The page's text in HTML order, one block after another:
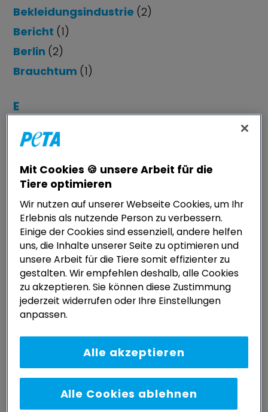
Bekleidungsindustrie (2)
Bericht (1)
Berlin (2)
Brauchtum (1)
E
Ernährung
Ernährungspolitik
Ethik(5)
EU-Recht(11)
Fische(1)
G
Grundrechte(1)
Grundrechte für Tiere
Hunde(3)
Mit Cookies 🍪 unsere Arbeit für die
Tiere optimieren
Wir nutzen auf unserer Webseite Cookies, um Ihr
Erlebnis als nutzende Person zu verbessern.
Einige der Cookies sind essenziell, andere helfen
uns, die Inhalte unserer Seite zu optimieren und
unsere Arbeit für die Tiere somit effizienter zu
gestalten. Wir empfehlen deshalb, alle Cookies
zu akzeptieren. Sie können diese Zustimmung
jederzeit widerrufen oder Ihre Einstellungen
anpassen.
Alle Cookies ablehnen
Alle akzeptieren